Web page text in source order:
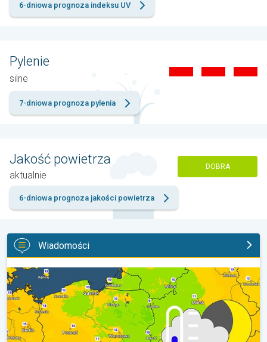
6-dniowa prognoza indeksu UV
Pylenie
silne
7-dniowa prognoza pylenia
Jakość powietrza
aktualnie
DOBRA
6-dniowa prognoza jakości powietrza
Wiadomości
Wracają rześkie noce. Chłodniejsze powietrze. . .